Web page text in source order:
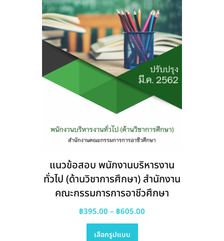
chosen
on
the
product
page
แนวข้อสอบ พนักงานบริหารงาน
ทั่วไป (ด้านวิชาการศึกษา) สำนักงาน
คณะกรรมการการอาชีวศึกษา
฿395.00 – ฿605.00
เลือกรูปแบบ
This